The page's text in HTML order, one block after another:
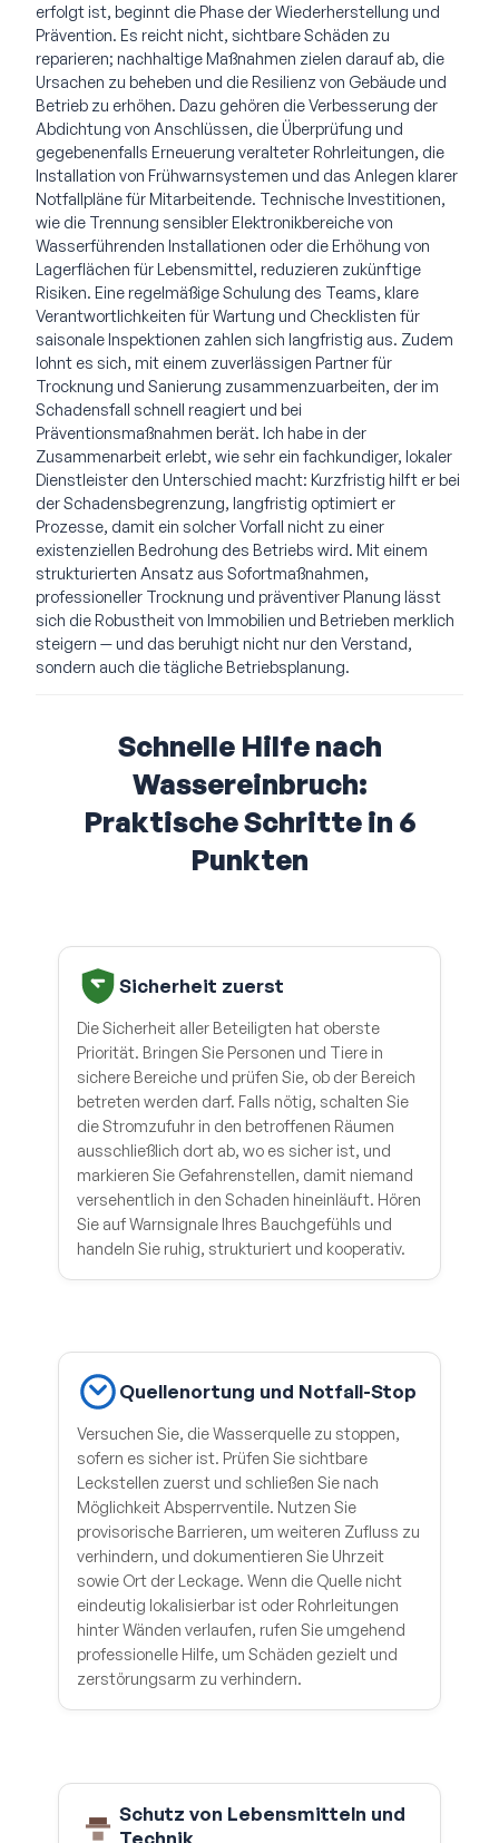
erfolgt ist, beginnt die Phase der Wiederherstellung und
Prävention. Es reicht nicht, sichtbare Schäden zu
reparieren; nachhaltige Maßnahmen zielen darauf ab, die
Ursachen zu beheben und die Resilienz von Gebäude und
Betrieb zu erhöhen. Dazu gehören die Verbesserung der
Abdichtung von Anschlüssen, die Überprüfung und
gegebenenfalls Erneuerung veralteter Rohrleitungen, die
Installation von Frühwarnsystemen und das Anlegen klarer
Notfallpläne für Mitarbeitende. Technische Investitionen,
wie die Trennung sensibler Elektronikbereiche von
Wasserführenden Installationen oder die Erhöhung von
Lagerflächen für Lebensmittel, reduzieren zukünftige
Risiken. Eine regelmäßige Schulung des Teams, klare
Verantwortlichkeiten für Wartung und Checklisten für
saisonale Inspektionen zahlen sich langfristig aus. Zudem
lohnt es sich, mit einem zuverlässigen Partner für
Trocknung und Sanierung zusammenzuarbeiten, der im
Schadensfall schnell reagiert und bei
Präventionsmaßnahmen berät. Ich habe in der
Zusammenarbeit erlebt, wie sehr ein fachkundiger, lokaler
Dienstleister den Unterschied macht: Kurzfristig hilft er bei
der Schadensbegrenzung, langfristig optimiert er
Prozesse, damit ein solcher Vorfall nicht zu einer
existenziellen Bedrohung des Betriebs wird. Mit einem
strukturierten Ansatz aus Sofortmaßnahmen,
professioneller Trocknung und präventiver Planung lässt
sich die Robustheit von Immobilien und Betrieben merklich
steigern — und das beruhigt nicht nur den Verstand,
sondern auch die tägliche Betriebsplanung.
Schnelle Hilfe nach
Wassereinbruch:
Praktische Schritte in 6
Punkten
Sicherheit zuerst
Die Sicherheit aller Beteiligten hat oberste
Priorität. Bringen Sie Personen und Tiere in
sichere Bereiche und prüfen Sie, ob der Bereich
betreten werden darf. Falls nötig, schalten Sie
die Stromzufuhr in den betroffenen Räumen
ausschließlich dort ab, wo es sicher ist, und
markieren Sie Gefahrenstellen, damit niemand
versehentlich in den Schaden hineinläuft. Hören
Sie auf Warnsignale Ihres Bauchgefühls und
handeln Sie ruhig, strukturiert und kooperativ.
Quellenortung und Notfall-Stop
Versuchen Sie, die Wasserquelle zu stoppen,
sofern es sicher ist. Prüfen Sie sichtbare
Leckstellen zuerst und schließen Sie nach
Möglichkeit Absperrventile. Nutzen Sie
provisorische Barrieren, um weiteren Zufluss zu
verhindern, und dokumentieren Sie Uhrzeit
sowie Ort der Leckage. Wenn die Quelle nicht
eindeutig lokalisierbar ist oder Rohrleitungen
hinter Wänden verlaufen, rufen Sie umgehend
professionelle Hilfe, um Schäden gezielt und
zerstörungsarm zu verhindern.
Schutz von Lebensmitteln und
Technik